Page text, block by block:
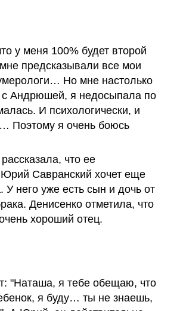
у меня 100% будет второй
предсказывали все мои
Но мне настолько
Андрюшей, я недосыпала по
И психологически, и
Поэтому я очень боюсь
что ее
Савранский хочет еще
У него уже есть сын и дочь от
Денисенко отметила, что
хороший отец.
"Наташа, я тебе обещаю, что
я буду… ты не знаешь,